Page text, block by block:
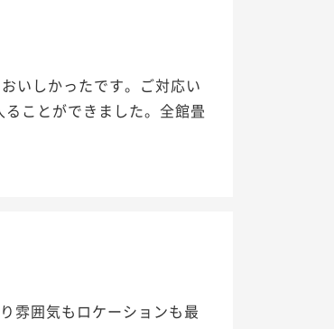
いしかったです。ご対応い
ことができました。全館畳
雰囲気もロケーションも最